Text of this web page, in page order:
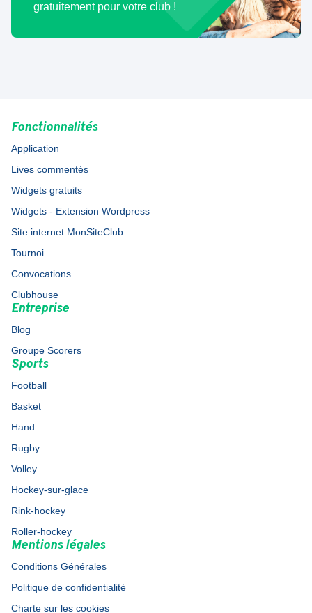
gratuitement pour votre club !
Fonctionnalités
Application
Lives commentés
Widgets gratuits
Widgets - Extension Wordpress
Site internet MonSiteClub
Tournoi
Convocations
Clubhouse
Entreprise
Blog
Groupe Scorers
Sports
Football
Basket
Hand
Rugby
Volley
Hockey-sur-glace
Rink-hockey
Roller-hockey
Mentions légales
Conditions Générales
Politique de confidentialité
Charte sur les cookies